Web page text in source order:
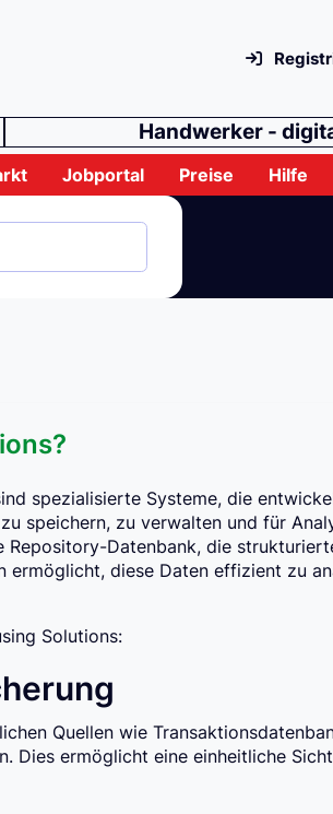
Handwerker -
Jobportal Preise Hilfe
spezialisierte Systeme, die
speichern, zu verwalten und für
Repository-Datenbank, die
diese Daten effizient zu
Solutions:
Quellen wie
Dies ermöglicht eine einheitliche